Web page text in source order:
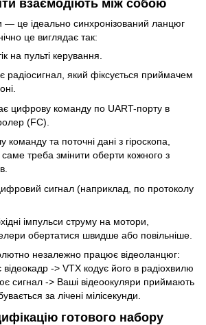
взаємодіють між собою
— це ідеально синхронізований ланцюг
це виглядає так:
на пульті керування.
радіосигнал, який фіксується приймачем
цифрову команду по UART-порту в
(FC).
команду та поточні дані з гіроскопа,
треба змінити оберти кожного з
сигнал (наприклад, по протоколу
імпульси струму на мотори,
обертатися швидше або повільніше.
незалежно працює відеоланцюг:
-> VTX кодує його в радіохвилю
сигнал -> Ваші відеоокуляри приймають
за лічені мілісекунди.
готового набору